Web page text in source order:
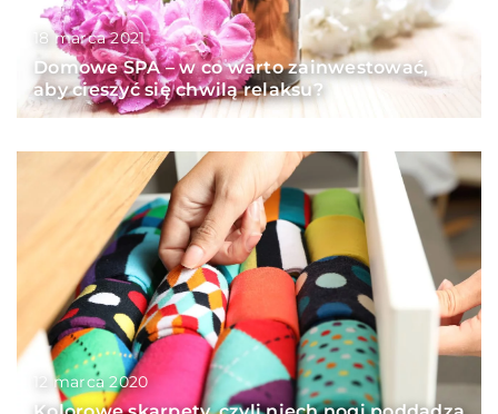
18 marca 2021
Domowe SPA – w co warto zainwestować,
aby cieszyć się chwilą relaksu?
12 marca 2020